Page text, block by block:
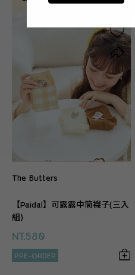
The Butters
【Paidal】可露露中筒襪子(三入
組)
NT.580
PRE-ORDER